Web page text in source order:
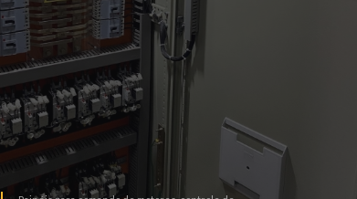
LEIA MAIS